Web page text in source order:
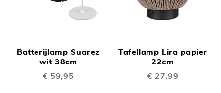
Batterijlamp Suarez
wit 38cm
€ 59,95
Tafellamp Lira papier
22cm
€ 27,99